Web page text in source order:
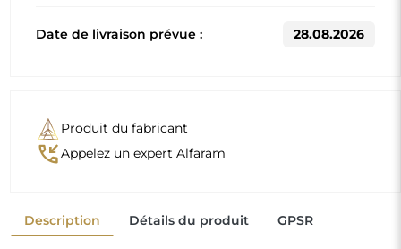
Date de livraison prévue : 28.08.2026
Produit du fabricant
phone_callbackAppelez un expert Alfaram
Description Détails du produit GPSR